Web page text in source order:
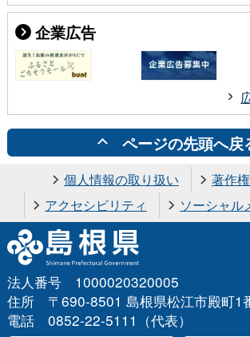
企業広告
ページの先頭へ戻
個人情報の取り扱い
著作
アクセシビリティ
ソーシャル
法人番号 1000020320005
住所 〒690-8501 島根県松江市殿町1
電話 0852-22-5111（代表）